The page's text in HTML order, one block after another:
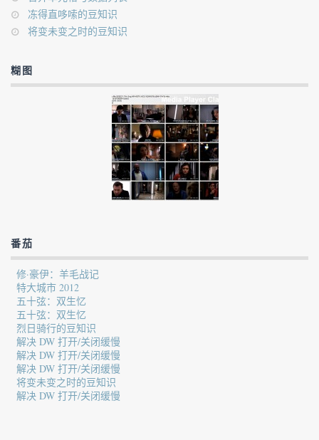
冻得直哆嗦的豆知识
将变未变之时的豆知识
糊图
番茄
修·豪伊：羊毛战记
特大城市 2012
五十弦：双生忆
五十弦：双生忆
烈日骑行的豆知识
解决 DW 打开/关闭缓慢
解决 DW 打开/关闭缓慢
解决 DW 打开/关闭缓慢
将变未变之时的豆知识
解决 DW 打开/关闭缓慢